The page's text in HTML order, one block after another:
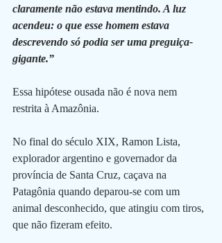
claramente não estava mentindo. A luz
acendeu: o que esse homem estava
descrevendo só podia ser uma preguiça-
gigante.”
Essa hipótese ousada não é nova nem
restrita à Amazônia.
No final do século XIX, Ramon Lista,
explorador argentino e governador da
província de Santa Cruz, caçava na
Patagônia quando deparou-se com um
animal desconhecido, que atingiu com tiros,
que não fizeram efeito.